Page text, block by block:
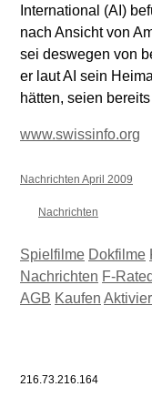
International (AI)
nach Ansicht von
sei deswegen von
er laut AI sein
hätten, seien
www.swissinfo.org
Nachrichten April 2009
Nachrichten
Spielfilme Dokfilme
Nachrichten F-Rated
AGB Kaufen
216.73.216.164